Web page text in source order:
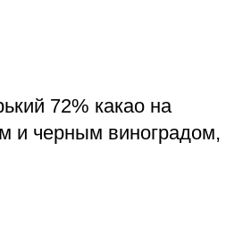
72% какао на
и черным виноградом,